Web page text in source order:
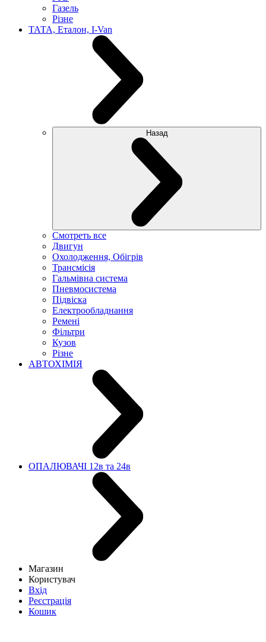
Газель
Різне
ТАТА, Еталон, I-Van
Назад
Смотреть все
Двигун
Охолодження, Обігрів
Трансмісія
Гальмівна система
Пневмосистема
Підвіска
Електрообладнання
Ремені
Фільтри
Кузов
Різне
АВТОХІМІЯ
ОПАЛЮВАЧІ 12в та 24в
Магазин
Користувач
Вхід
Реєстрація
Кошик